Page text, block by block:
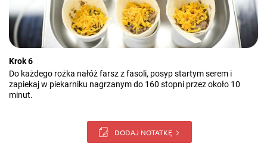
Krok 6
Do każdego rożka nałóż farsz z fasoli, posyp startym serem i
zapiekaj w piekarniku nagrzanym do 160 stopni przez około 10
minut.
DODAJ NOTATKĘ